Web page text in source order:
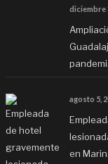
diciembre
agosto 5,
en